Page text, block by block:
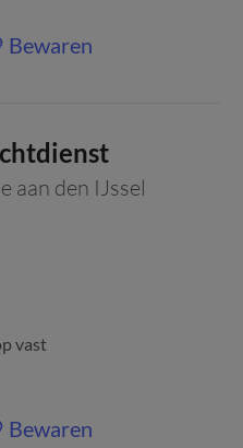
Bewaren
aan den IJssel
vast
Bewaren